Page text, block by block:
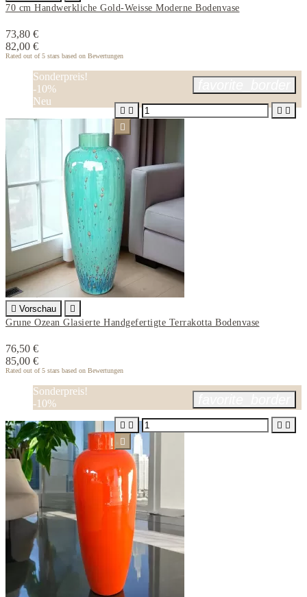
70 cm Handwerkliche Gold-Weisse Moderne Bodenvase
73,80 €
82,00 €
Rated out of 5 stars based on Bewertungen
Sonderpreis!
-10%
Neu
 Vorschau

Grune Ozean Glasierte Handgefertigte Terrakotta Bodenvase
76,50 €
85,00 €
Rated out of 5 stars based on Bewertungen
   

Sonderpreis!
-10%
   
